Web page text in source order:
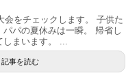
会をチェックします。 子供た
パの夏休みは一瞬。 帰省し
しまいます。 ...
記事を読む